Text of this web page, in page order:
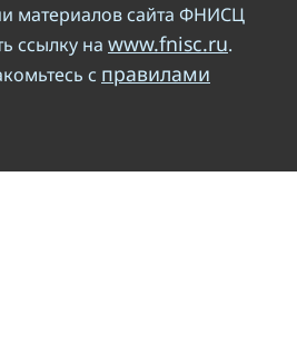
материалов сайта ФНИСЦ
ссылку на www.fnisc.ru.
с правилами